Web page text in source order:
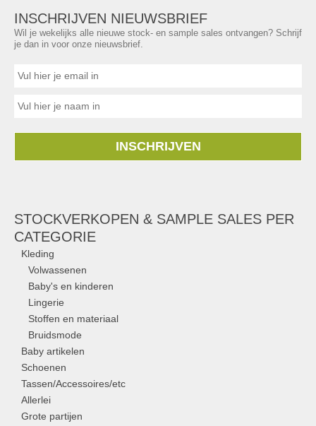
INSCHRIJVEN NIEUWSBRIEF
Wil je wekelijks alle nieuwe stock- en sample sales ontvangen? Schrijf
je dan in voor onze nieuwsbrief.
INSCHRIJVEN
STOCKVERKOPEN & SAMPLE SALES PER
CATEGORIE
Kleding
Volwassenen
Baby's en kinderen
Lingerie
Stoffen en materiaal
Bruidsmode
Baby artikelen
Schoenen
Tassen/Accessoires/etc
Allerlei
Grote partijen